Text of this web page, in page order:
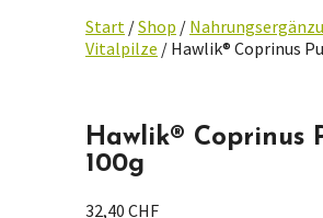
Start /Shop /
Vitalpilze / Hawlik® Coprinus
Hawlik® Coprinus
100g
32,40 CHF